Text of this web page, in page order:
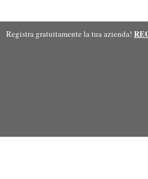
Registra gratuitamente la tua azienda!